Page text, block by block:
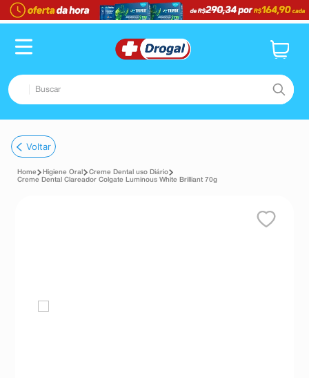
Buscar
1º fralda
2º dipirona
esmalte
Voltar
Higiene Oral
Creme Dental uso Diário
Creme Dental Clareador Colgate Luminous White Brilliant 70g